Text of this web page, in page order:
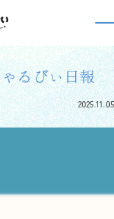
報
るびぃ日報
2025.11.05